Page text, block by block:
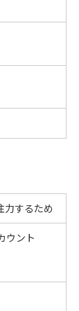
力するため
ウント